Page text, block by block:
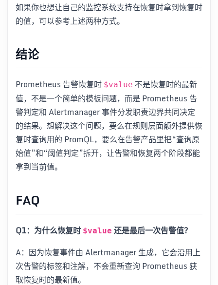
如果你也想让自己的监控系统支持在恢复时拿到恢复时
的值，可以参考上述两种方式。
结论
Prometheus 告警恢复时 $value 不是恢复时的最新
值，不是一个简单的模板问题，而是 Prometheus 告
警判定和 Alertmanager 事件分发职责边界共同决定
的结果。想解决这个问题，要么在规则层面额外提供恢
复时查询用的 PromQL，要么在告警产品里把“查询原
始值”和“阈值判定”拆开，让告警和恢复两个阶段都能
拿到当前值。
FAQ
Q1：为什么恢复时 $value 还是最后一次告警值？
A：因为恢复事件由 Alertmanager 生成，它会沿用上
次告警的标签和注解，不会重新查询 Prometheus 获
取恢复时的最新值。